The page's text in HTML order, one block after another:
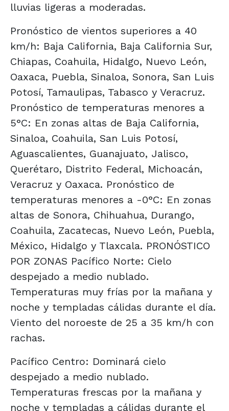
lluvias ligeras a moderadas.
Pronóstico de vientos superiores a 40
km/h: Baja California, Baja California Sur,
Chiapas, Coahuila, Hidalgo, Nuevo León,
Oaxaca, Puebla, Sinaloa, Sonora, San Luis
Potosí, Tamaulipas, Tabasco y Veracruz.
Pronóstico de temperaturas menores a
5°C: En zonas altas de Baja California,
Sinaloa, Coahuila, San Luis Potosí,
Aguascalientes, Guanajuato, Jalisco,
Querétaro, Distrito Federal, Michoacán,
Veracruz y Oaxaca. Pronóstico de
temperaturas menores a -0°C: En zonas
altas de Sonora, Chihuahua, Durango,
Coahuila, Zacatecas, Nuevo León, Puebla,
México, Hidalgo y Tlaxcala. PRONÓSTICO
POR ZONAS Pacífico Norte: Cielo
despejado a medio nublado.
Temperaturas muy frías por la mañana y
noche y templadas cálidas durante el día.
Viento del noroeste de 25 a 35 km/h con
rachas.
Pacífico Centro: Dominará cielo
despejado a medio nublado.
Temperaturas frescas por la mañana y
noche y templadas a cálidas durante el